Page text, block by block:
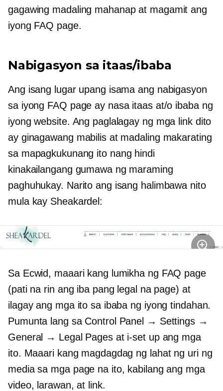
gagawing madaling mahanap at magamit ang
iyong FAQ page.
Nabigasyon sa itaas/ibaba
Ang isang lugar upang isama ang nabigasyon
sa iyong FAQ page ay nasa itaas at/o ibaba ng
iyong website. Ang paglalagay ng mga link dito
ay ginagawang mabilis at madaling makarating
sa mapagkukunang ito nang hindi
kinakailangang gumawa ng maraming
paghuhukay. Narito ang isang halimbawa nito
mula kay Sheakardel:
Sa Ecwid, maaari kang lumikha ng FAQ page
(pati na rin ang iba pang legal na page) at
ilagay ang mga ito sa ibaba ng iyong tindahan.
Pumunta lang sa Control Panel → Settings →
General → Legal Pages at i-set up ang mga
ito. Maaari kang magdagdag ng lahat ng uri ng
media sa mga page na ito, kabilang ang mga
video, larawan, at link.